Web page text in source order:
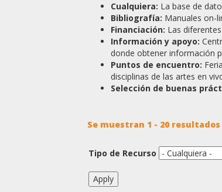
Cualquiera: La base de
Bibliografía: Manuales on-
Financiación: Las
Información y apoyo:
donde obtener información
Puntos de encuentro:
disciplinas de las artes en
Selección de buenas
Se muestran 1 - 20 resultados
Tipo de Recurso